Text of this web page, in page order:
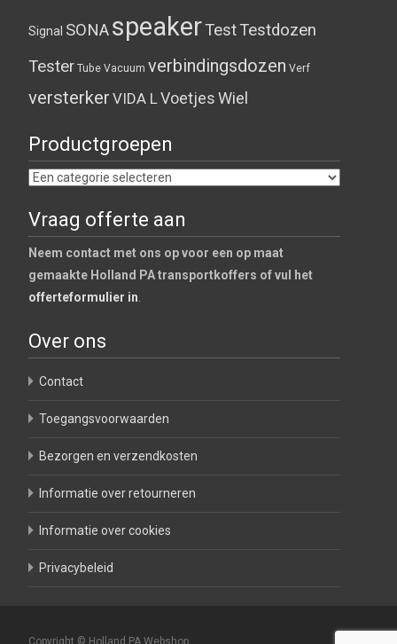
Signal SONAspeakerTestTestdozen
Tester Tube Vacuum verbindingsdozen Verf
versterker VIDA LVoetjesWiel
Productgroepen
Vraag offerte aan
Neem contact met ons op voor een op maat
gemaakte Holland PA transportkoffers of vul het
offerteformulier in.
Over ons
Contact
Toegangsvoorwaarden
Bezorgen en verzendkosten
Informatie over retourneren
Informatie over cookies
Privacybeleid